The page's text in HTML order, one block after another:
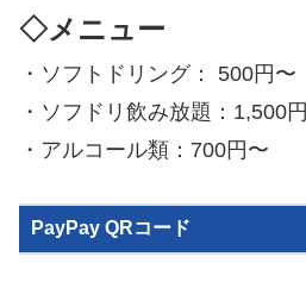
◇メニュー
・ソフトドリング： 500円〜
・ソフドリ飲み放題：1,500円
・アルコール類：700円〜
PayPay QRコード